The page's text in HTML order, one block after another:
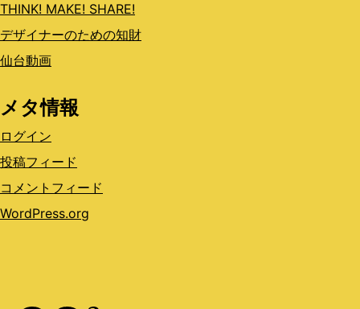
THINK! MAKE! SHARE!
デザイナーのための知財
仙台動画
メタ情報
ログイン
投稿フィード
コメントフィード
WordPress.org